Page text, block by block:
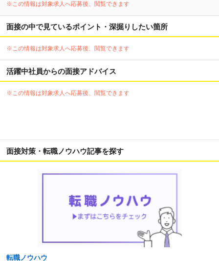
※この情報は対象求人へ応募後、閲覧できます
面接の中で見ているポイント・深掘りしたい箇所
※この情報は対象求人へ応募後、閲覧できます
活躍中社員からの面接アドバイス
※この情報は対象求人へ応募後、閲覧できます
面接対策・転職ノウハウ記事を探す
転職ノウハウ